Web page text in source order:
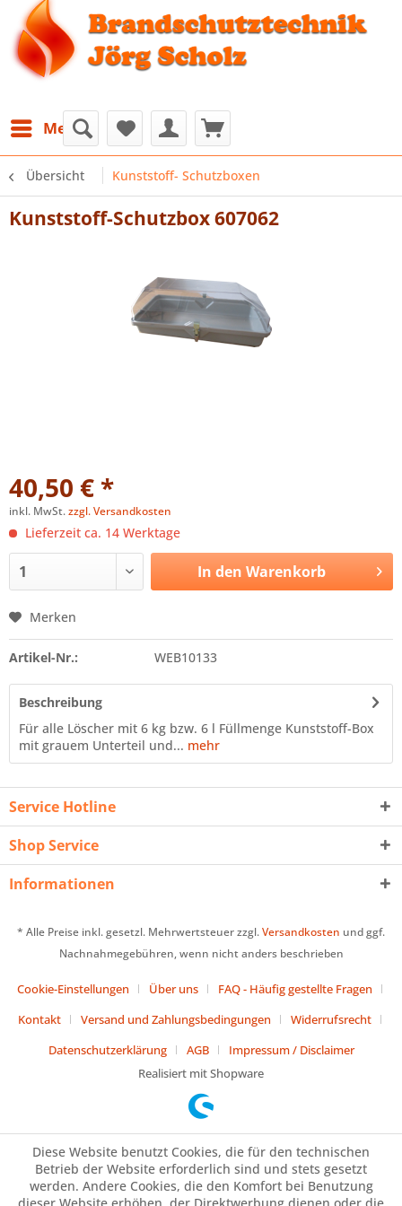
Menü
Übersicht Kunststoff- Schutzboxen
Kunststoff-Schutzbox 607062
40,50 € *
inkl. MwSt.zzgl. Versandkosten
Lieferzeit ca. 14 Werktage
In den Warenkorb
Merken
Artikel-Nr.: WEB10133
Beschreibung
Für alle Löscher mit 6 kg bzw. 6 l Füllmenge Kunststoff-Box
mit grauem Unterteil und... mehr
Service Hotline
Shop Service
Informationen
* Alle Preise inkl. gesetzl. Mehrwertsteuer zzgl.Versandkosten und ggf.
Nachnahmegebühren, wenn nicht anders beschrieben
Cookie-Einstellungen Über uns
FAQ - Häufig gestellte Fragen
Kontakt
Versand und Zahlungsbedingungen
Widerrufsrecht
Datenschutzerklärung
AGB
Impressum / Disclaimer
Realisiert mit Shopware
Diese Website benutzt Cookies, die für den technischen
Betrieb der Website erforderlich sind und stets gesetzt
werden. Andere Cookies, die den Komfort bei Benutzung